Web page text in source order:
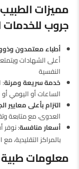
مميزات
جروبللخدمات
أطباء معتمدون
أعلى الشهادات
النفسية
خدمة سريعة ومرنة:
الساعات أو اليومي
التزام بأعلى معايير
العدوى، مع متابعة
أسعار منافسة: نوفر
بالمراكز التقليدية،
معلومات